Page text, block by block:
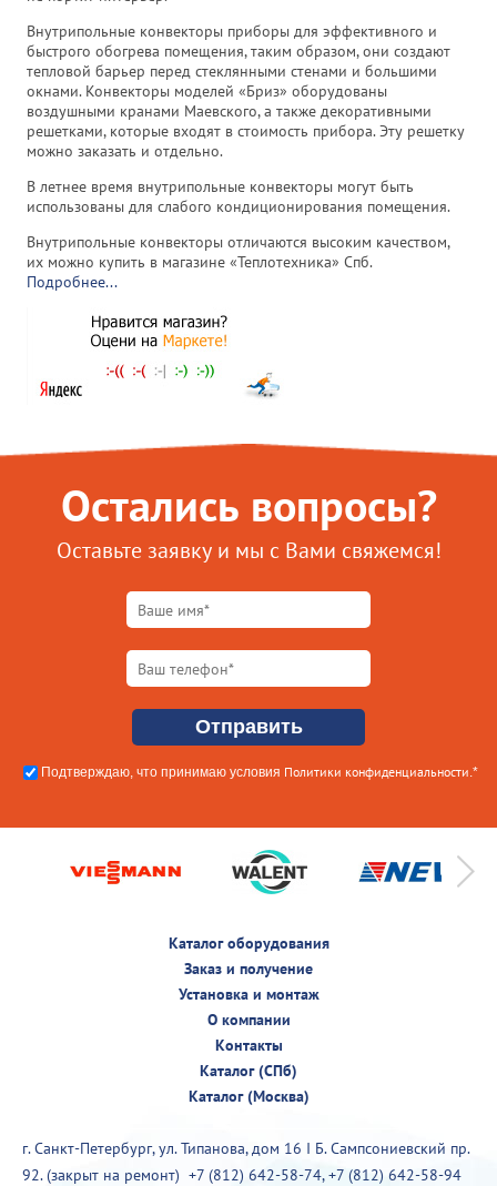
Внутрипольные конвекторы приборы для эффективного и
быстрого обогрева помещения, таким образом, они создают
тепловой барьер перед стеклянными стенами и большими
окнами. Конвекторы моделей «Бриз» оборудованы
воздушными кранами Маевского, а также декоративными
решетками, которые входят в стоимость прибора. Эту решетку
можно заказать и отдельно.
В летнее время внутрипольные конвекторы могут быть
использованы для слабого кондиционирования помещения.
Внутрипольные конвекторы отличаются высоким качеством,
их можно купить в магазине «Теплотехника» Спб.
Подробнее...
Остались вопросы?
Оставьте заявку и мы с Вами свяжемся!
Подтверждаю, что принимаю условия Политики конфиденциальности .*
Каталог оборудования
Заказ и получение
Установка и монтаж
О компании
Контакты
Каталог (СПб)
Каталог (Москва)
г. Санкт-Петербург, ул. Типанова, дом 16 I Б. Сампсониевский пр.
92. (закрыт на ремонт) +7 (812) 642-58-74,+7 (812) 642-58-94